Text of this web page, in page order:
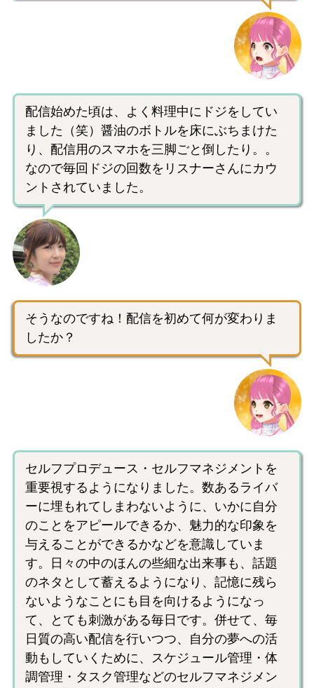
配信始めた頃は、よく料理中にドジをしてい
ました（笑）醤油のボトルを床にぶちまけた
り、配信用のスマホを三脚ごと倒したり。。
なので毎回ドジの回数をリスナーさんにカウ
ントされていました。
そうなのですね！配信を初めて何が変わりま
したか？
セルフプロデュース・セルフマネジメントを
重要視するようになりました。数あるライバ
ーに埋もれてしまわないように、いかに自分
のことをアピールできるか、魅力的な印象を
与えることができるかなどを意識していま
す。日々の中のほんの些細な出来事も、話題
のネタとして蓄えるようになり、記憶に残ら
ないようなことにも目を向けるようになっ
て、とても刺激がある毎日です。併せて、毎
日質の高い配信を行いつつ、自分の夢への活
動もしていくために、スケジュール管理・体
調管理・タスク管理などのセルフマネジメン